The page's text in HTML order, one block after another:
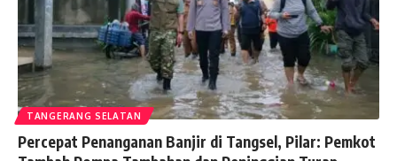
TANGERANG SELATAN
Percepat Penanganan Banjir di Tangsel, Pilar: Pemkot